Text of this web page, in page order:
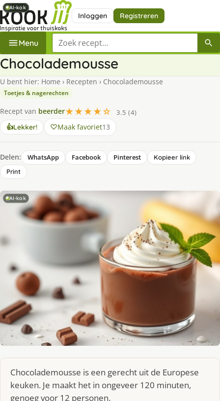
Inloggen Registreren
Menu Zoek een recept
Chocolademousse
U bent hier: Home › Recepten › Chocolademousse
Toetjes & nagerechten
Recept van beerder★★★★☆
3.5 (4)
👍Lekker! Maak favoriet13
Delen: WhatsApp Facebook Pinterest
Kopieer link
Print
AI-kok
Chocolademousse is een gerecht uit de Europese
keuken. Je maakt het in ongeveer 120 minuten,
genoeg voor 12 personen.
AI-kok
AI-kok
AI-kok
AI-kok
AI-kok